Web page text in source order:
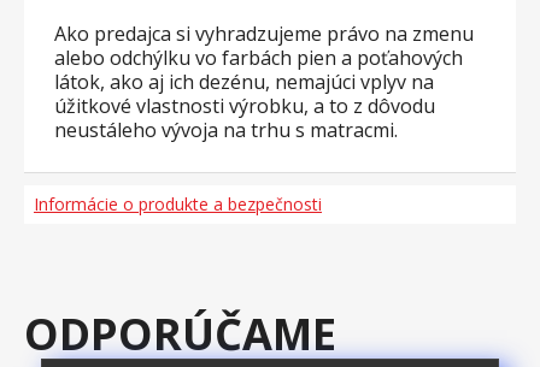
Ako predajca si vyhradzujeme právo na zmenu
alebo odchýlku vo farbách pien a poťahových
látok, ako aj ich dezénu, nemajúci vplyv na
úžitkové vlastnosti výrobku, a to z dôvodu
neustáleho vývoja na trhu s matracmi.
Informácie o produkte a bezpečnosti
ODPORÚČAME